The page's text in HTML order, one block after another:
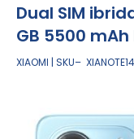
Dual SIM
GB 5500 mAh
XIAOMI SKU
della